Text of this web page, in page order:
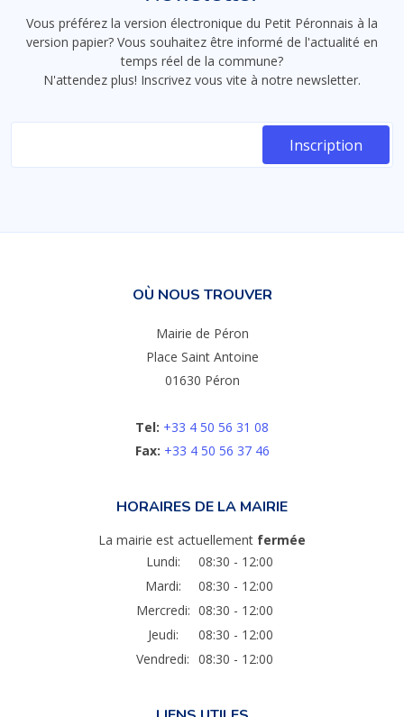
Vous préférez la version électronique du Petit Péronnais à la
version papier? Vous souhaitez être informé de l'actualité en
temps réel de la commune?
N'attendez plus! Inscrivez vous vite à notre newsletter.
OÙ NOUS TROUVER
Mairie de Péron
Place Saint Antoine
01630 Péron
Tel: +33 4 50 56 31 08
Fax: +33 4 50 56 37 46
HORAIRES DE LA MAIRIE
La mairie est actuellement fermée
Lundi:
08:30 - 12:00
Mardi:
08:30 - 12:00
Mercredi: 08:30 - 12:00
Jeudi:
08:30 - 12:00
Vendredi: 08:30 - 12:00